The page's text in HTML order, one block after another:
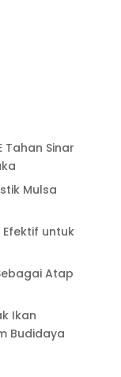
Tahan Sinar
Mulsa
Efektif untuk
Atap
Ikan
Budidaya